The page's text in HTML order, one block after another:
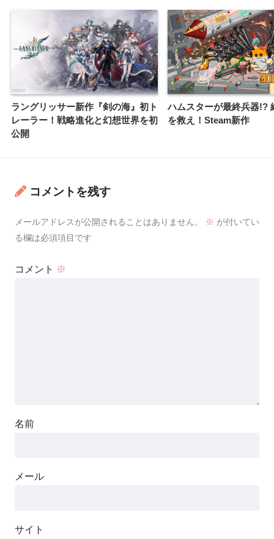
ラングリッサー新作『剣の海』初ト
レーラー！戦略進化と幻想世界を初
公開
ハムスターが最終兵器!?
を救え！Steam新作
コメントを残す
メールアドレスが公開されることはありません。 ※ が付いてい
る欄は必須項目です
コメント ※
名前
メール
サイト